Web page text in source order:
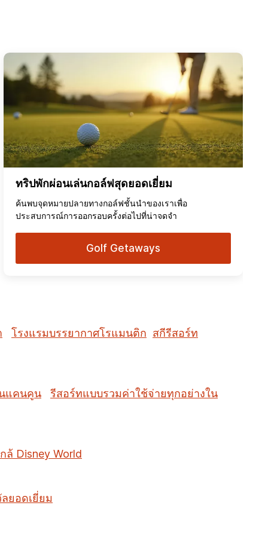
ทริปพักผ่อนเล่นกอล์ฟสุดยอดเยี่ยม
ค้นพบจุดหมายปลายทางกอล์ฟชั้นนำของเราเพื่อ
ประสบการณ์การออกรอบครั้งต่อไปที่น่าจดจำ
Golf Getaways
โรงแรมบรรยากาศโรแมนติก สกีรีสอร์ท
แคนคูน
รีสอร์ทแบบรวมค่าใช้จ่ายทุกอย่างใน
ล้ Disney World
ยอดเยี่ยม